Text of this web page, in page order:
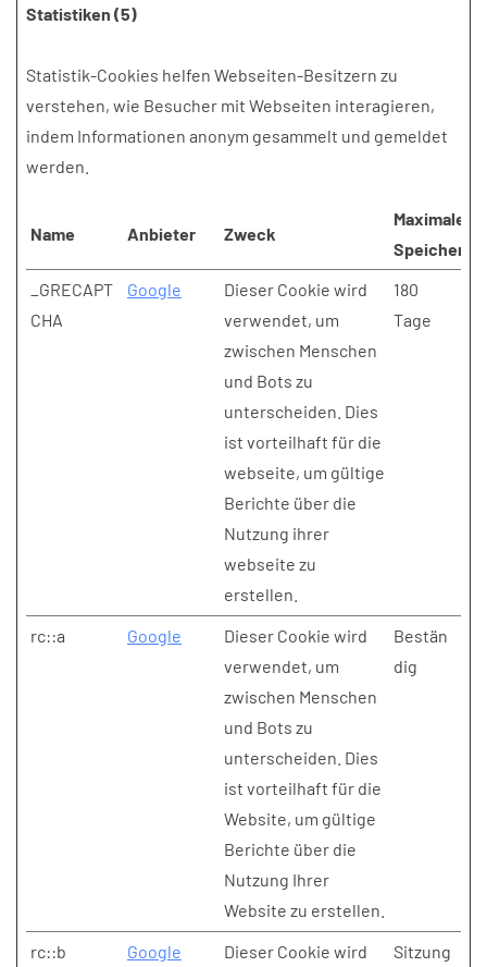
Statistiken (5)
Statistik-Cookies helfen Webseiten-Besitzern zu
verstehen, wie Besucher mit Webseiten interagieren,
indem Informationen anonym gesammelt und gemeldet
werden.
Name Anbieter Zweck
Maximale
_GRECAPT
CHA
Google
Dieser Cookie wird
verwendet, um
zwischen Menschen
und Bots zu
unterscheiden. Dies
ist vorteilhaft für die
webseite, um gültige
Berichte über die
Nutzung ihrer
webseite zu
erstellen.
180
Tage
rc::a Google
Dieser Cookie wird
verwendet, um
zwischen Menschen
und Bots zu
unterscheiden. Dies
ist vorteilhaft für die
Website, um gültige
Berichte über die
Nutzung Ihrer
Website zu erstellen.
Bestän
dig
rc::b Google
Dieser Cookie wird
Sitzung